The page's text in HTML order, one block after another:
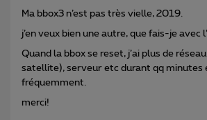
Ma bbox3 n’est pas très vielle, 2019.
j’en veux bien une autre, que fais-je avec
Quand la bbox se reset, j’ai plus de
satellite), serveur etc durant qq minutes
fréquemment.
merci!